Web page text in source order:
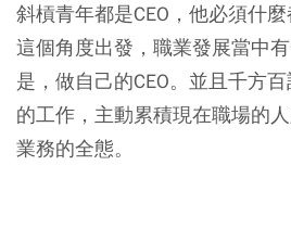
斜槓青年都是CEO，他必須什
這個角度出發，職業發展當中
是，做自己的CEO。並且千方
的工作，主動累積現在職場的
業務的全態。